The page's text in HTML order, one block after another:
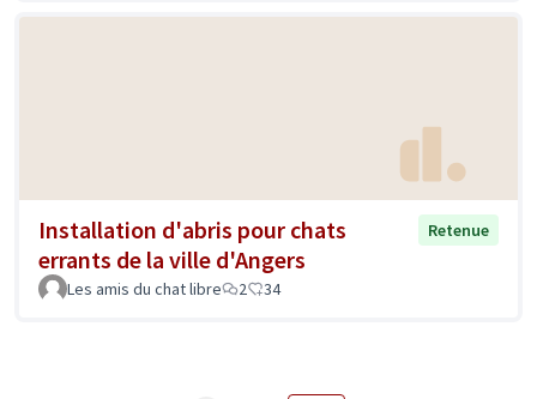
Installation d'abris pour chats
errants de la ville d'Angers
Retenue
Les amis du chat libre 2 34